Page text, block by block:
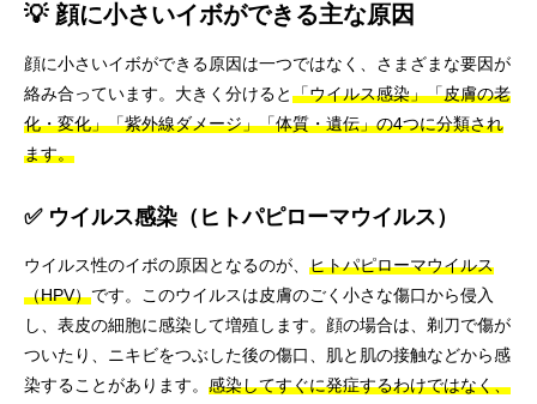
💡 顔に小さいイボができる主な原因
顔に小さいイボができる原因は一つではなく、さまざまな要因が
絡み合っています。大きく分けると「ウイルス感染」「皮膚の老
化・変化」「紫外線ダメージ」「体質・遺伝」の4つに分類され
ます。
✅ ウイルス感染（ヒトパピローマウイルス）
ウイルス性のイボの原因となるのが、 ヒトパピローマウイルス
（HPV）です。このウイルスは皮膚のごく小さな傷口から侵入
し、表皮の細胞に感染して増殖します。顔の場合は、剃刀で傷が
ついたり、ニキビをつぶした後の傷口、肌と肌の接触などから感
染することがあります。 感染してすぐに発症するわけではなく、